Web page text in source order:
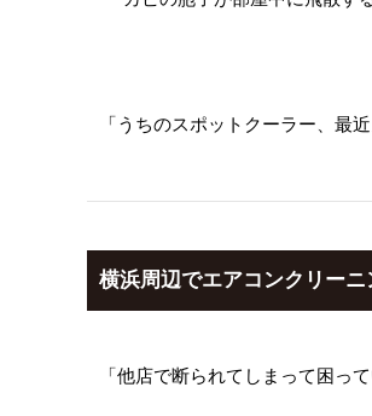
「うちのスポットクーラー、最
横浜周辺でエアコンクリー
「他店で断られてしまって困って